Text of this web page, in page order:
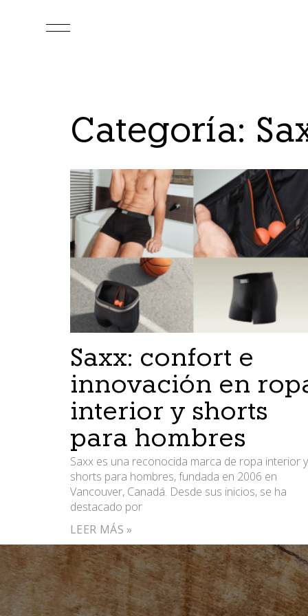
Categoría:
Saxx: confort e
innovación en
interior y shorts
para hombres
Saxx es una reconocida marca de ropa interior y
shorts para hombres, fundada en 2006 en
Vancouver, Canadá. Desde sus inicios, se ha
destacado por
LEER MÁS »